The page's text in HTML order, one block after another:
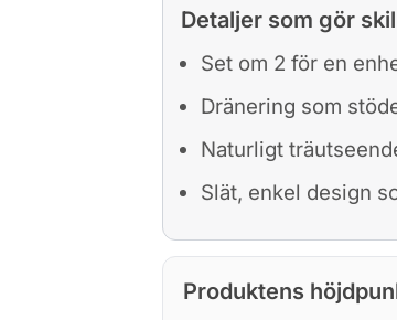
Detaljer som gör
Set om 2 för en
Dränering som
Naturligt
Slät, enkel design
Produktens